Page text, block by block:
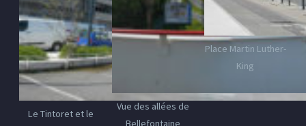
Le Tintoret et le
Vue des allées de
Bellefontaine
Place Martin Luther-
King